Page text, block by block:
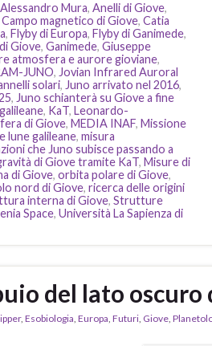
Alessandro Mura, Anelli di Giove,
Campo magnetico di Giove, Catia
, Flyby di Europa, Flyby di Ganimede,
Giove, Ganimede, Giuseppe
atmosfera e aurore gioviane,
JUNO, Jovian Infrared Auroral
solari, Juno arrivato nel 2016,
, Juno schianterà su Giove a fine
, KaT, Leonardo-
di Giove, MEDIA INAF, Missione
lune galileane, misura
che Juno subisce passando a
di Giove tramite KaT, Misure di
di Giove, orbita polare di Giove,
nord di Giove, ricerca delle origini
interna di Giove, Strutture
Space, Università La Sapienza di
del lato oscuro
, Esobiologia, Europa, Futuri, Giove,